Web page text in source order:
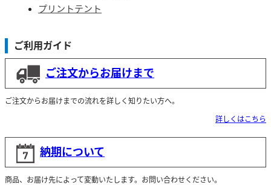
プリントテント
ご利用ガイド
ご注文からお届けまで
ご注文からお届けまでの流れを詳しく知りたい方へ。
詳しくはこちら
納期について
商品、お届け先によって変動いたします。お問い合わせください。